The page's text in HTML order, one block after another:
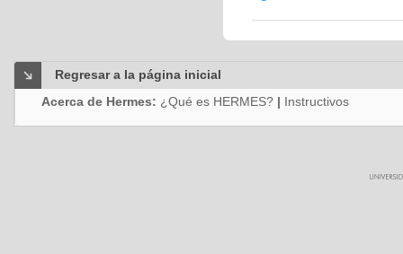
Regresar a la página inicial
Acerca de Hermes: ¿Qué es HERMES? | Instructivos